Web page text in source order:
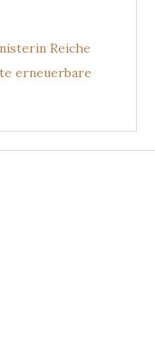
Reiche
erneuerbare